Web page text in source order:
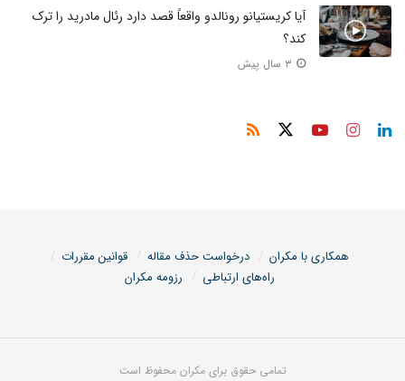
آیا کریستیانو رونالدو واقعاً قصد دارد رئال مادرید را ترک
کند؟
همکاری با مکران درخواست حذف مقاله
قوانین مقررات
راه‌های ارتباطی
رزومه مکران
تمامی حقوق برای مکران محفوظ است